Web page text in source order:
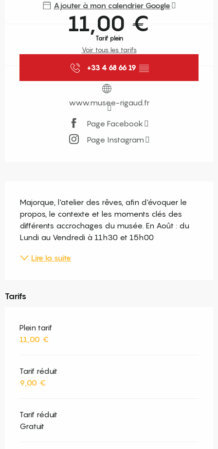
Ajouter à mon calendrier Google
11,00 €
Tarif plein
Voir tous les tarifs
+33 4 68 66 19 ▒▒
www.musee-rigaud.fr
Page Facebook
Page Instagram
Majorque, l'atelier des rêves, afin d'évoquer le
propos, le contexte et les moments clés des
différents accrochages du musée. En Août : du
Lundi au Vendredi à 11h30 et 15h00
Lire la suite
Tarifs
Plein tarif
11,00 €
Tarif réduit
9,00 €
Tarif réduit
Gratuit